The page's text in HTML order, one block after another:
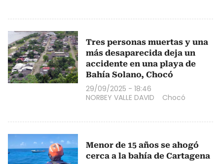
Tres personas muertas y una
más desaparecida deja un
accidente en una playa de
Bahía Solano, Chocó
29/09/2025 - 18:46
NORBEY VALLE DAVID
Chocó
Menor de 15 años se ahogó
cerca a la bahía de Cartagena